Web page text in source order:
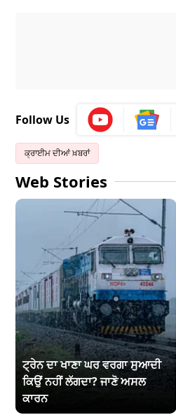
Follow Us
ਕ੍ਰਾਈਮ ਦੀਆਂ ਖ਼ਬਰਾਂ
Web Stories
ਟ੍ਰੇਨ ਦਾ ਖਾਣਾ ਘਰ ਵਰਗਾ ਸੁਆਦੀ
ਕਿਉਂ ਨਹੀਂ ਲੱਗਦਾ? ਜਾਣੋ ਅਸਲ
ਕਾਰਨ